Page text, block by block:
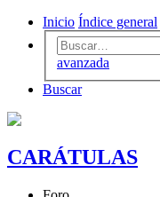
Inicio Índice general
avanzada
Buscar
CARÁTULAS